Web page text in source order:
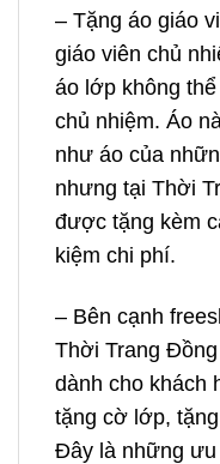
– Tặng áo giáo
giáo viên chủ
áo lớp không
chủ nhiệm. Áo
như áo của
nhưng tại Thời
được tặng kèm
kiệm chi phí.
– Bên cạnh
Thời Trang
dành cho khách
tặng cờ lớp,
Đây là những ưu